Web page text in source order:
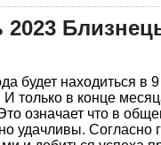
2023
будет находиться в
только в конце
означает что в
удачливы. Согласно